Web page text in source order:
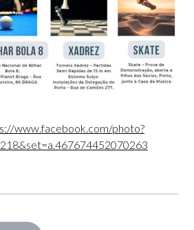
www.facebook.com/photo?
set=a.467674452070263